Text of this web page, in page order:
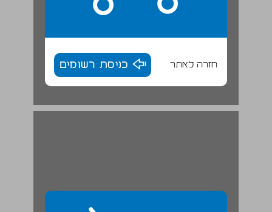
חזרה לאתר כניסת רשומים